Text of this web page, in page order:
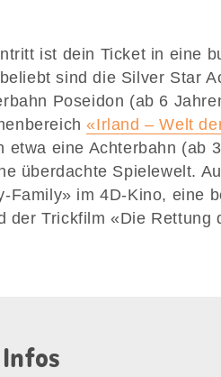
ist dein Ticket in eine
sind die Silver Star
Poseidon (ab 6
«Irland – Welt
etwa eine Achterbahn (ab
überdachte Spielewelt.
Family» im 4D-Kino, eine
der Trickfilm «Die Rettung